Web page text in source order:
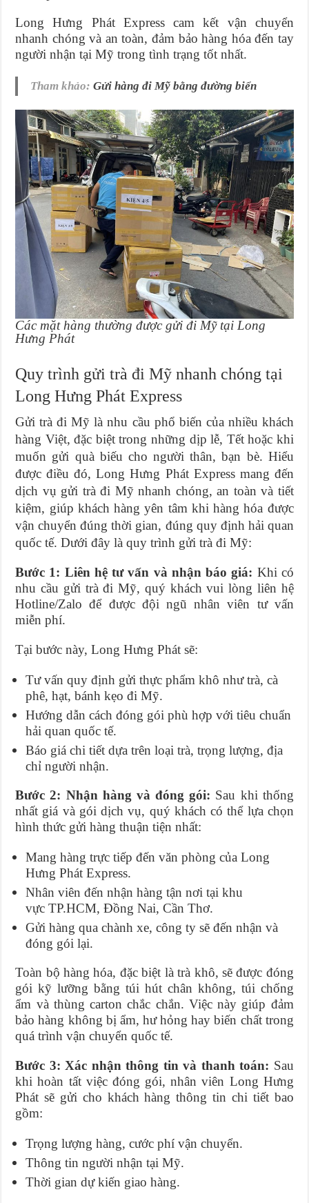
Long Hưng Phát Express cam kết vận chuyển
nhanh chóng và an toàn, đảm bảo hàng hóa đến tay
người nhận tại Mỹ trong tình trạng tốt nhất.
Tham khảo:Gửi hàng đi Mỹ bằng đường biển
Các mặt hàng thường được gửi đi Mỹ tại Long
Hưng Phát
Quy trình gửi trà đi Mỹ nhanh chóng tại
Long Hưng Phát Express
Gửi trà đi Mỹ là nhu cầu phổ biến của nhiều khách
hàng Việt, đặc biệt trong những dịp lễ, Tết hoặc khi
muốn gửi quà biếu cho người thân, bạn bè. Hiểu
được điều đó, Long Hưng Phát Express mang đến
dịch vụ gửi trà đi Mỹ nhanh chóng, an toàn và tiết
kiệm, giúp khách hàng yên tâm khi hàng hóa được
vận chuyển đúng thời gian, đúng quy định hải quan
quốc tế. Dưới đây là quy trình gửi trà đi Mỹ:
Bước 1: Liên hệ tư vấn và nhận báo giá: Khi có
nhu cầu gửi trà đi Mỹ, quý khách vui lòng liên hệ
Hotline/Zalo để được đội ngũ nhân viên tư vấn
miễn phí.
Tại bước này, Long Hưng Phát sẽ:
Tư vấn quy định gửi thực phẩm khô như trà, cà
phê, hạt, bánh kẹo đi Mỹ.
Hướng dẫn cách đóng gói phù hợp với tiêu chuẩn
hải quan quốc tế.
Báo giá chi tiết dựa trên loại trà, trọng lượng, địa
chỉ người nhận.
Bước 2: Nhận hàng và đóng gói: Sau khi thống
nhất giá và gói dịch vụ, quý khách có thể lựa chọn
hình thức gửi hàng thuận tiện nhất:
Mang hàng trực tiếp đến văn phòng của Long
Hưng Phát Express.
Nhân viên đến nhận hàng tận nơi tại khu
vực TP.HCM, Đồng Nai, Cần Thơ.
Gửi hàng qua chành xe, công ty sẽ đến nhận và
đóng gói lại.
Toàn bộ hàng hóa, đặc biệt là trà khô, sẽ được đóng
gói kỹ lưỡng bằng túi hút chân không, túi chống
ẩm và thùng carton chắc chắn. Việc này giúp đảm
bảo hàng không bị ẩm, hư hỏng hay biến chất trong
quá trình vận chuyển quốc tế.
Bước 3: Xác nhận thông tin và thanh toán: Sau
khi hoàn tất việc đóng gói, nhân viên Long Hưng
Phát sẽ gửi cho khách hàng thông tin chi tiết bao
gồm:
Trọng lượng hàng, cước phí vận chuyển.
Thông tin người nhận tại Mỹ.
Thời gian dự kiến giao hàng.